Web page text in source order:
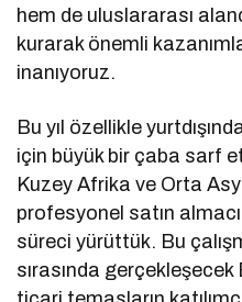
hem de uluslararası
kurarak önemli
inanıyoruz.
Bu yıl özellikle
için büyük bir çaba sarf
Kuzey Afrika ve Orta
profesyonel satın
süreci yürüttük. Bu
sırasında